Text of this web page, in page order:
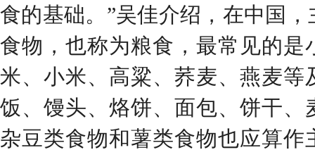
食的基础。”吴佳介绍，在中国
食物，也称为粮食，最常见的是
米、小米、高粱、荞麦、燕麦等
饭、馒头、烙饼、面包、饼干、
杂豆类食物和薯类食物也应算作